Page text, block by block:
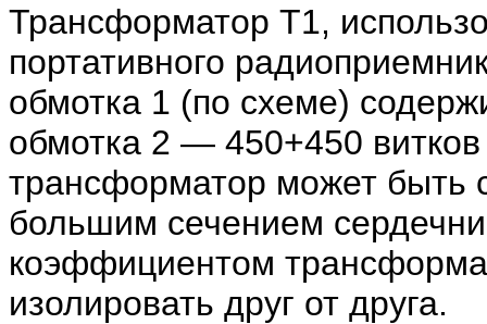
Трансформатор Т1,
портативного
обмотка 1 (по схеме)
обмотка 2 — 450+450
трансформатор может быть
большим сечением
коэффициентом
изолировать друг от друга.